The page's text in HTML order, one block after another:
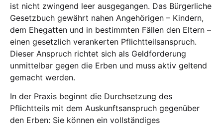
ist nicht zwingend leer ausgegangen. Das Bürgerliche
Gesetzbuch gewährt nahen Angehörigen – Kindern,
dem Ehegatten und in bestimmten Fällen den Eltern –
einen gesetzlich verankerten Pflichtteilsanspruch.
Dieser Anspruch richtet sich als Geldforderung
unmittelbar gegen die Erben und muss aktiv geltend
gemacht werden.
In der Praxis beginnt die Durchsetzung des
Pflichtteils mit dem Auskunftsanspruch gegenüber
den Erben: Sie können ein vollständiges